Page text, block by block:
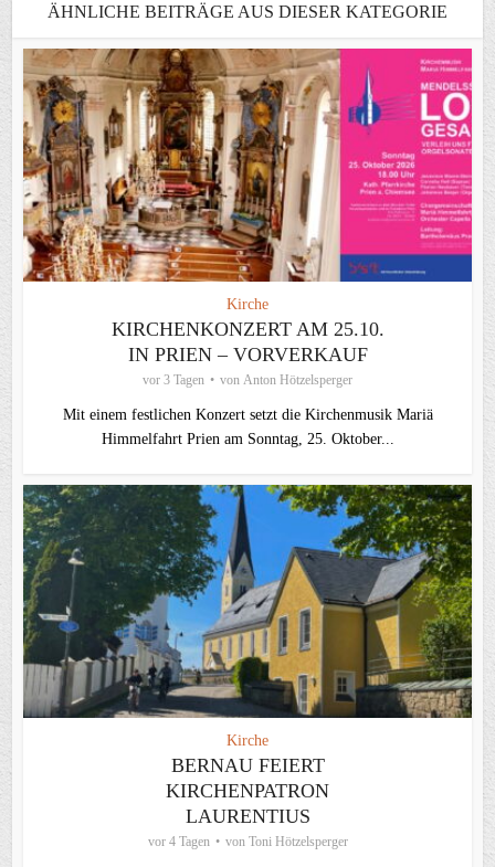
ÄHNLICHE BEITRÄGE AUS DIESER KATEGORIE
Kirche
KIRCHENKONZERT AM 25.10.
IN PRIEN – VORVERKAUF
vor 3 Tagen von Anton Hötzelsperger
Mit einem festlichen Konzert setzt die Kirchenmusik Mariä
Himmelfahrt Prien am Sonntag, 25. Oktober...
Kirche
BERNAU FEIERT
KIRCHENPATRON
LAURENTIUS
vor 4 Tagen von Toni Hötzelsperger